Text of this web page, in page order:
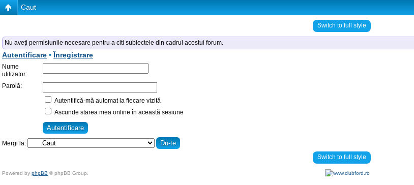
Caut
Switch to full style
Nu aveţi permisiunile necesare pentru a citi subiectele din cadrul acestui forum.
Autentificare • Înregistrare
Nume
utilizator:
Parolă:
Autentifică-mă automat la fiecare vizită
Ascunde starea mea online în această sesiune
Mergi la:
Switch to full style
Powered by phpBB © phpBB Group.